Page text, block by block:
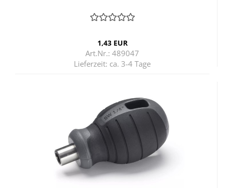
1,43 EUR
Art.Nr.: 489047
Lieferzeit: ca. 3-4 Tage